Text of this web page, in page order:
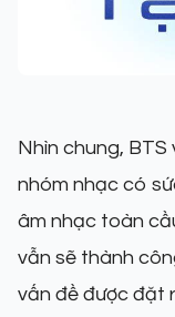
Nhìn chung,
nhóm nhạc có
âm nhạc toàn
vẫn sẽ thành
vấn đề được đặt